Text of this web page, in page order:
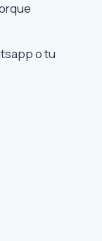
o tu